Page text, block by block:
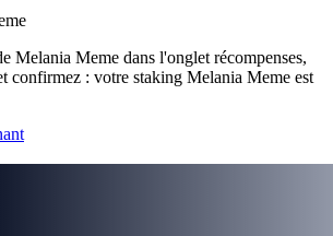
Melania Meme dans l'onglet récompenses,
confirmez : votre staking Melania Meme est